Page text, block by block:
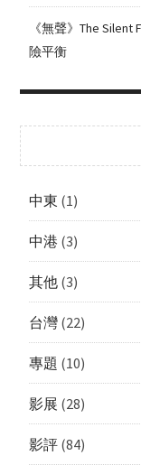
《無聲》The
險平衡
中東 (1)
中港 (3)
其他(3)
台灣(22)
專題 (10)
影展 (28)
影評(84)